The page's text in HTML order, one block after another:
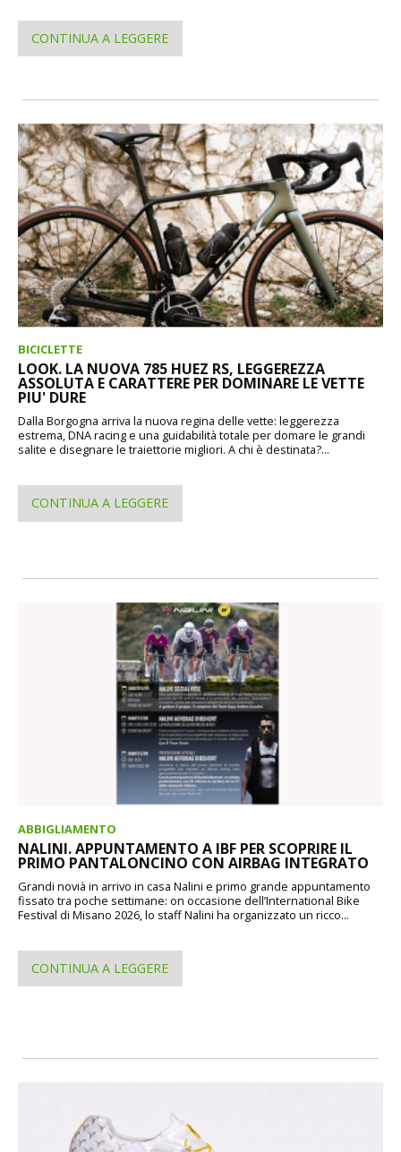
CONTINUA A LEGGERE
BICICLETTE
LOOK. LA NUOVA 785 HUEZ RS, LEGGEREZZA
ASSOLUTA E CARATTERE PER DOMINARE LE VETTE
PIU' DURE
Dalla Borgogna arriva la nuova regina delle vette: leggerezza
estrema, DNA racing e una guidabilità totale per domare le grandi
salite e disegnare le traiettorie migliori. A chi è destinata?...
CONTINUA A LEGGERE
ABBIGLIAMENTO
NALINI. APPUNTAMENTO A IBF PER SCOPRIRE IL
PRIMO PANTALONCINO CON AIRBAG INTEGRATO
Grandi novià in arrivo in casa Nalini e primo grande appuntamento
fissato tra poche settimane: on occasione dell’International Bike
Festival di Misano 2026, lo staff Nalini ha organizzato un ricco...
CONTINUA A LEGGERE